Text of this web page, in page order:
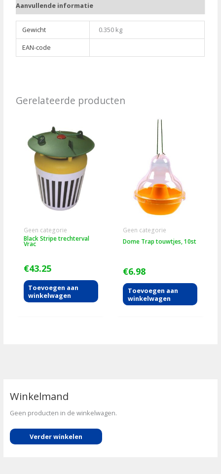
Aanvullende informatie
Gewicht
0.350 kg
EAN-code
Gerelateerde producten
Geen categorie
Black Stripe trechterval
Vrac
€43.25
Toevoegen aan
winkelwagen
Geen categorie
Dome Trap touwtjes, 10st
€6.98
Toevoegen aan
winkelwagen
Winkelmand
Geen producten in de winkelwagen.
Verder winkelen